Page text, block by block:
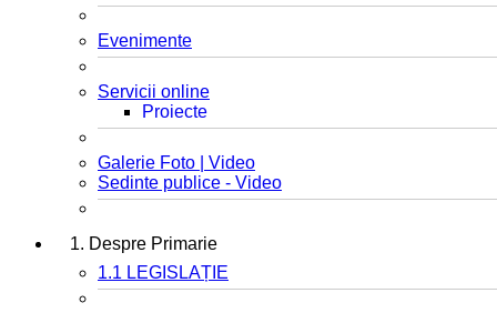
Evenimente
Servicii online
Proiecte
Galerie Foto | Video
Sedinte publice - Video
1. Despre Primarie
1.1 LEGISLAȚIE